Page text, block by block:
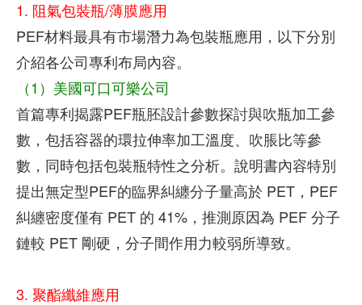
1. 阻氣包裝瓶/薄膜應用
PEF材料最具有市場潛力為包裝瓶應用，以下分別
介紹各公司專利布局內容。
（1）美國可口可樂公司
首篇專利揭露PEF瓶胚設計參數探討與吹瓶加工參
數，包括容器的環拉伸率加工溫度、吹脹比等參
數，同時包括包裝瓶特性之分析。說明書內容特別
提出無定型PEF的臨界糾纏分子量高於 PET，PEF
糾纏密度僅有 PET 的 41%，推測原因為 PEF 分子
鏈較 PET 剛硬，分子間作用力較弱所導致。
3. 聚酯纖維應用